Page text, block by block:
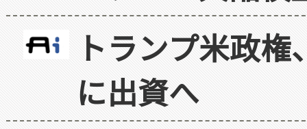
トランプ米政
に出資へ